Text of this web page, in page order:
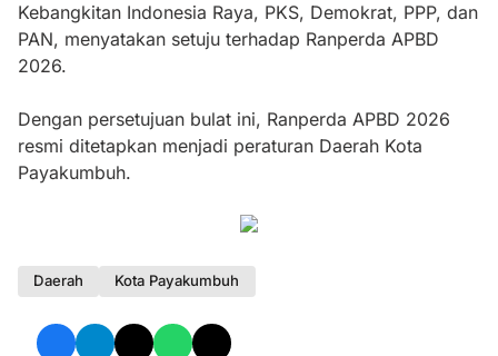
Kebangkitan Indonesia Raya, PKS, Demokrat, PPP, dan
PAN, menyatakan setuju terhadap Ranperda APBD
2026.
Dengan persetujuan bulat ini, Ranperda APBD 2026
resmi ditetapkan menjadi peraturan Daerah Kota
Payakumbuh.
Daerah Kota Payakumbuh